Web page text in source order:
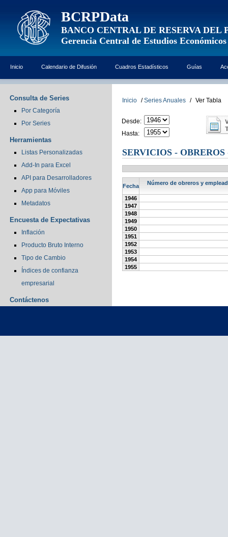
BCRPData
BANCO CENTRAL DE RESERVA DEL
Gerencia Central de Estudios Económicos
Inicio Calendario de Difusión Cuadros Estadísticos Guías
Consulta de Series
Por Categoría
Por Series
Herramientas
Listas Personalizadas
Add-In para Excel
API para Desarrolladores
App para Móviles
Metadatos
Encuesta de Expectativas
Inflación
Producto Bruto Interno
Tipo de Cambio
Índices de confianza
empresarial
Contáctenos
Inicio / Series Anuales / Ver Tabla
Desde:
Hasta:
SERVICIOS -
Fecha Número de obreros y
1946
1947
1948
1949
1950
1951
1952
1953
1954
1955